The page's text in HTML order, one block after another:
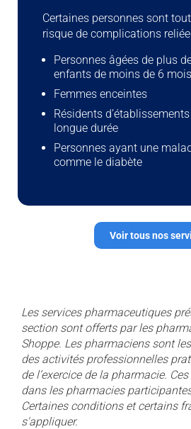
Certaines personnes sont
risque de complications
Personnes âgées de plus
enfants de moins de 6 mois
Femmes enceintes
Résidents
longue durée
Personnes ayant une
comme le diabète
Voir tous nos
Les services pharmaceutiques
section sont offerts par les
Shoppe. Les pharmaciens sont
des activités professionnelles
de l’exercice de la pharmacie.
dans les pharmacies
Certaines conditions et certains
s'appliquer.